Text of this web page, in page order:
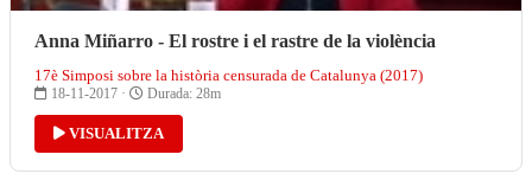
Anna Miñarro - El rostre i el rastre de la violència
17è Simposi sobre la història censurada de Catalunya (2017)
18-11-2017 · Durada: 28m
VISUALITZA